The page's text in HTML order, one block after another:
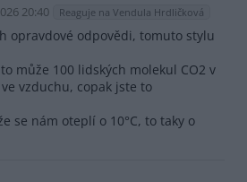
20:40 Reaguje na Vendula Hrdličková
opravdové odpovědi, tomuto stylu
může 100 lidských molekul CO2 v
vzduchu, copak jste to
se nám oteplí o 10°C, to taky o